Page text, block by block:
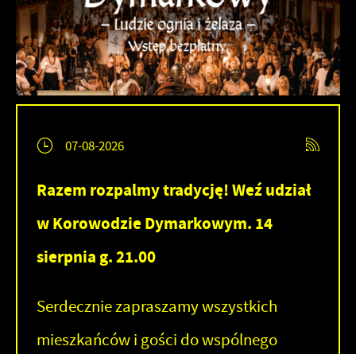
07-08-2026
Razem rozpalmy tradycję! Weź udział
w Korowodzie Dymarkowym. 14
sierpnia g. 21.00
Serdecznie zapraszamy wszystkich
mieszkańców i gości do wspólnego